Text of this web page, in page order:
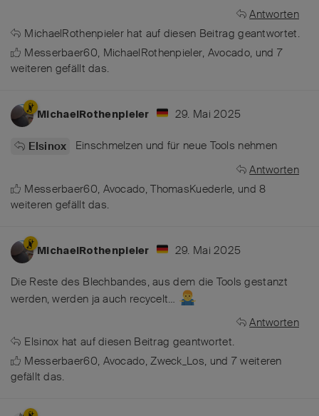
Antworten
MichaelRothenpieler hat auf diesen Beitrag geantwortet.
Messerbaer60, MichaelRothenpieler, Avocado, und 7
weiteren gefällt das.
MichaelRothenpieler 29. Mai 2025
Elsinox
Einschmelzen und für neue Tools nehmen
Antworten
Messerbaer60, Avocado,ThomasKuederle, und8
weiteren gefällt das.
MichaelRothenpieler 29. Mai 2025
Die Reste des Blechbandes, aus dem die Tools gestanzt
werden, werden ja auch recycelt…
Antworten
Elsinox hat auf diesen Beitrag geantwortet.
Messerbaer60, Avocado,Zweck_Los, und 7 weiteren
gefällt das.